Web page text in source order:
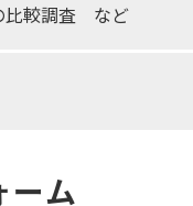
比較調査 など
ーム